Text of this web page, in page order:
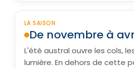
LA SAISON
De novembre à
L'été austral ouvre les cols,
lumière. En dehors de cette